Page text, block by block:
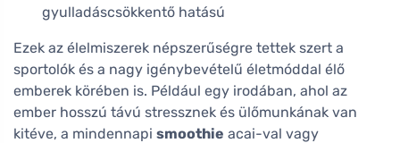
gyulladáscsökkentő hatású
Ezek az élelmiszerek népszerűségre tettek szert a
sportolók és a nagy igénybevételű életmóddal élő
emberek körében is. Például egy irodában, ahol az
ember hosszú távú stressznek és ülőmunkának van
kitéve, a mindennapi smoothie acai-val vagy